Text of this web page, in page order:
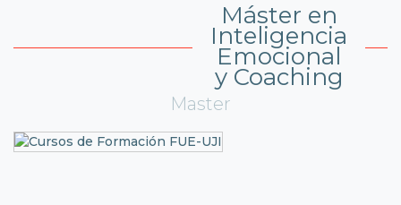
Máster en
Inteligencia
Emocional
y Coaching
Master